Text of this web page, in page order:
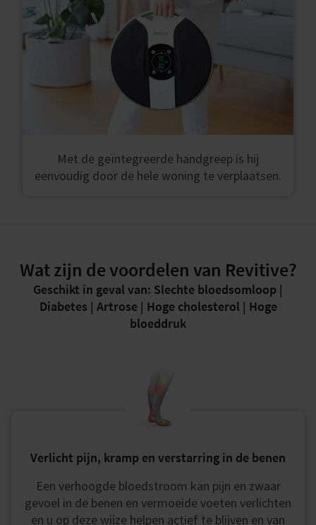
Met de geïntegreerde handgreep is hij
eenvoudig door de hele woning te verplaatsen.
Wat zijn de voordelen van Revitive?
Geschikt in geval van: Slechte bloedsomloop |
Diabetes | Artrose | Hoge cholesterol | Hoge
bloeddruk
Verlicht pijn, kramp en verstarring in de benen
Een verhoogde bloedstroom kan pijn en zwaar
gevoel in de benen en vermoeide voeten verlichten
en u op deze wijze helpen actief te blijven en van